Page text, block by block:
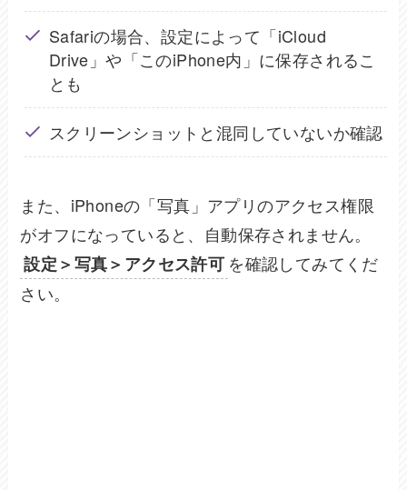
Safariの場合、設定によって「iCloud
Drive」や「このiPhone内」に保存されるこ
とも
スクリーンショットと混同していないか確認
また、iPhoneの「写真」アプリのアクセス権限
がオフになっていると、自動保存されません。
設定＞写真＞アクセス許可 を確認してみてくだ
さい。